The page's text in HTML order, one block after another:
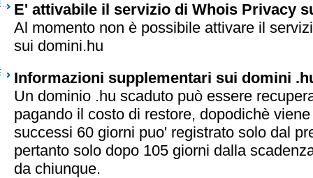
E' attivabile il servizio di Whois Privacy
Al momento non è possibile attivare il
sui domini.hu
Informazioni supplementari sui domini
Un dominio .hu scaduto può essere
pagando il costo di restore, dopodichè
successi 60 giorni puo' registrato solo dal
pertanto solo dopo 105 giorni dalla
da chiunque.